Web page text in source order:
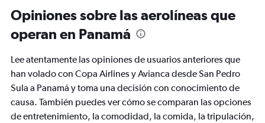
Range:
91
categories.
The
chart
1
Y
axis
displaying
Opiniones sobre las aerolíneas que
operan en Panamá
Lee atentamente las opiniones de usuarios anteriores que
han volado con Copa Airlines y Avianca desde San Pedro
Sula a Panamá y toma una decisión con conocimiento de
causa. También puedes ver cómo se comparan las opciones
de entretenimiento, la comodidad, la comida, la tripulación,